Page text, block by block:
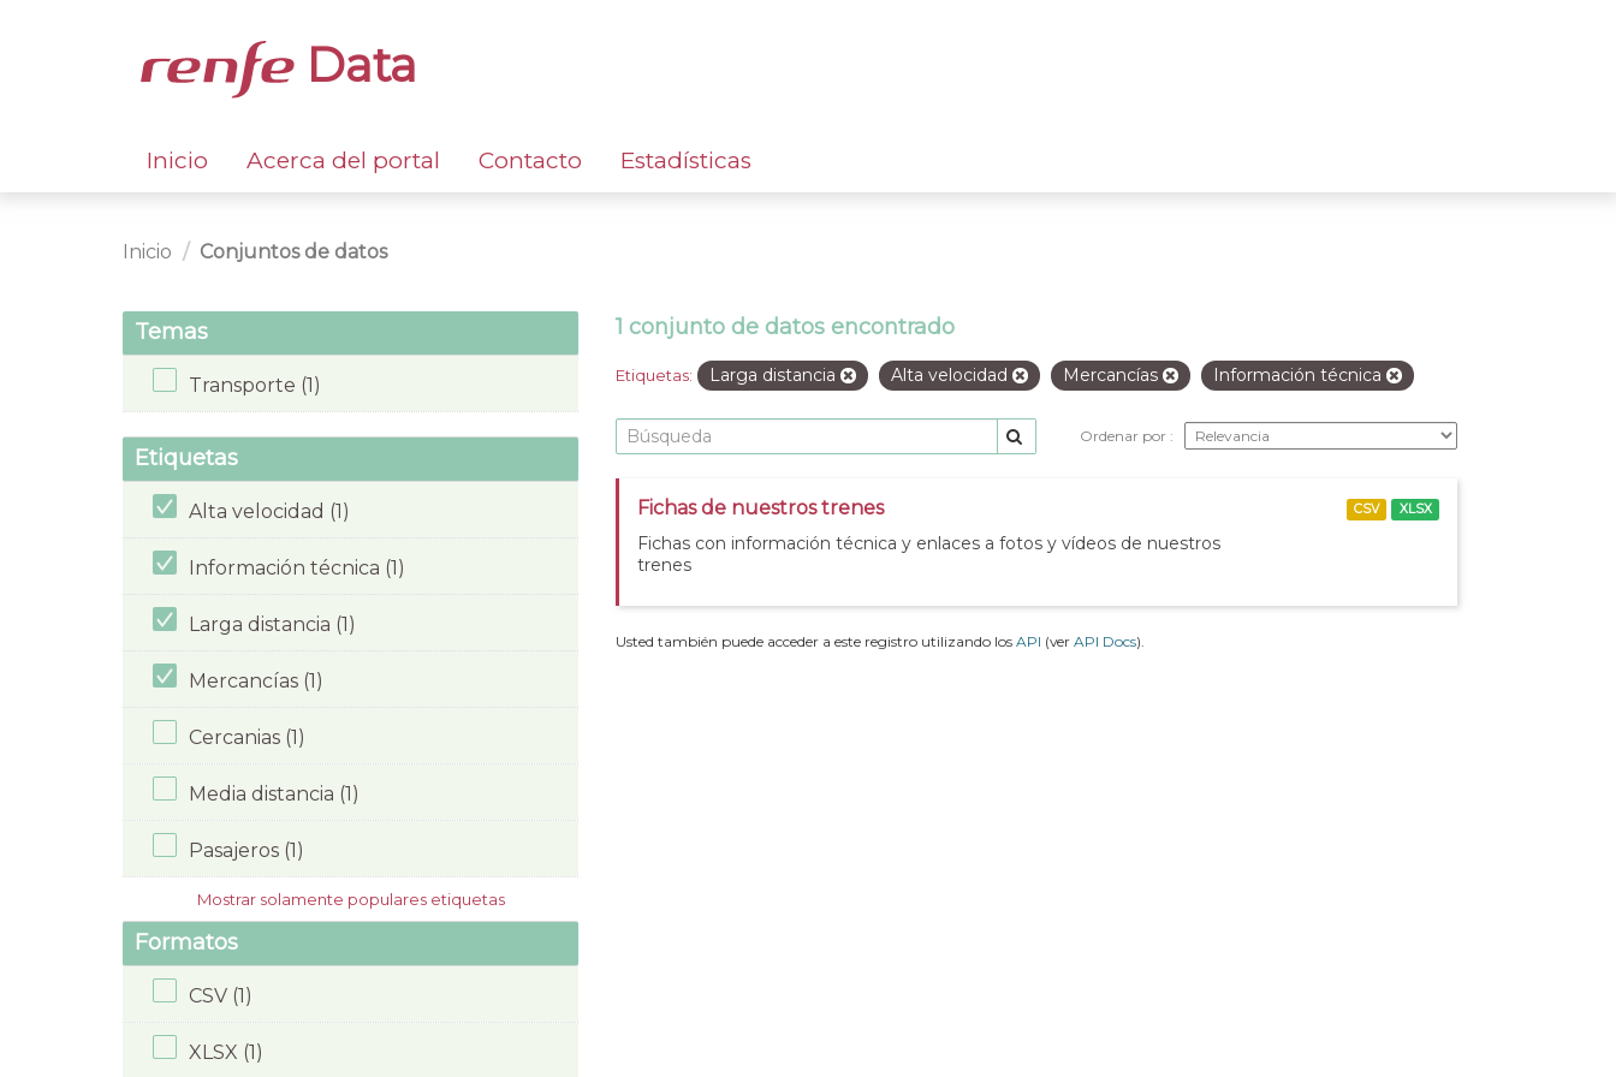
Data
Inicio Acerca del portal Contacto Estadísticas
Inicio Conjuntos de datos
Temas
Transporte (1)
Etiquetas
Alta velocidad (1)
Información técnica (1)
Larga distancia (1)
Mercancías (1)
Cercanias (1)
Media distancia (1)
Pasajeros (1)
Mostrar solamente populares etiquetas
Formatos
CSV (1)
XLSX (1)
1 conjunto de datos encontrado
Etiquetas: Larga distancia Alta velocidad Mercancías Información técnica
Ordenar por
Fichas de nuestros trenes
Fichas con información técnica y enlaces a fotos y vídeos de nuestros
trenes
CSV XLSX
Usted también puede acceder a este registro utilizando los API (ver API Docs).